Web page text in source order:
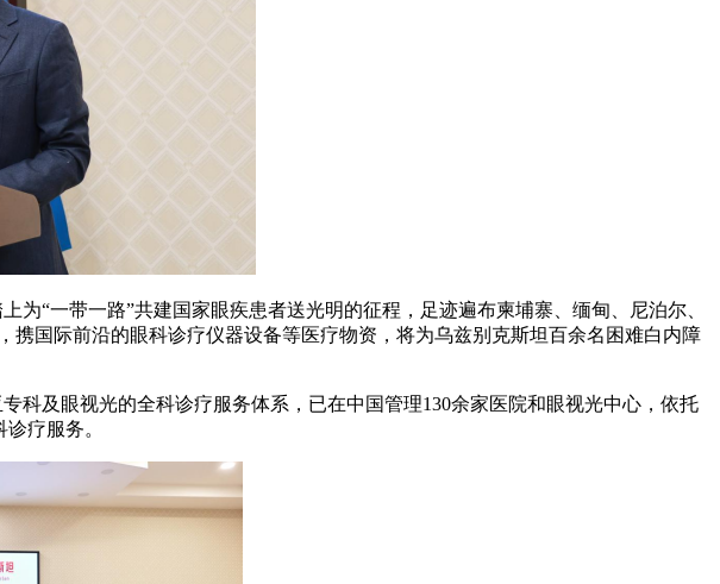
“一带一路”共建国家眼疾患者送光明的征程，足迹遍布柬埔寨、缅甸、尼泊尔、
国际前沿的眼科诊疗仪器设备等医疗物资，将为乌兹别克斯坦百余名困难白内障
科及眼视光的全科诊疗服务体系，已在中国管理130余家医院和眼视光中心，依托
疗服务。